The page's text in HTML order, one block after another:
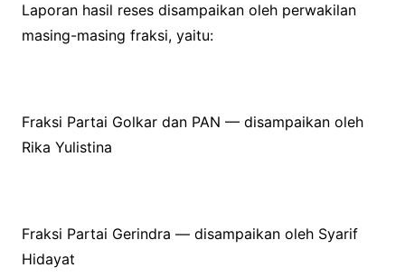
Laporan hasil reses disampaikan oleh perwakilan
masing-masing fraksi, yaitu:
Fraksi Partai Golkar dan PAN — disampaikan oleh
Rika Yulistina
Fraksi Partai Gerindra — disampaikan oleh Syarif
Hidayat